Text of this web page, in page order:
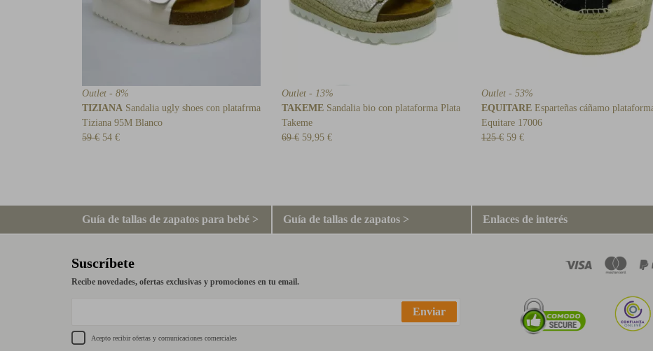
Outlet - 8%
TIZIANA Sandalia ugly shoes con platafrma
Tiziana 95M Blanco
59 € 54 €
Outlet - 13%
TAKEME Sandalia bio con plataforma Plata
Takeme
69 € 59,95 €
Outlet - 53%
EQUITARE Esparteñas cáñamo
Equitare 17006
125 € 59 €
Guía de tallas de zapatos para bebé > Guía de tallas de zapatos > Enlaces de interés
Suscríbete
Recibe novedades, ofertas exclusivas y promociones en tu email.
Enviar
Acepto recibir ofertas y comunicaciones comerciales